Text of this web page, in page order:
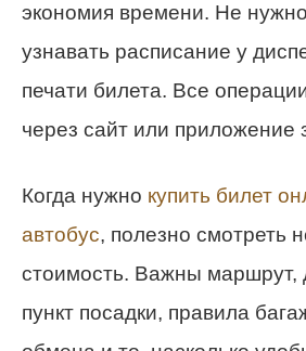
экономия времени. Не нужно
узнавать расписание у
печати билета. Все
через сайт или приложение
Когда нужно купить билет
автобус, полезно смотреть
стоимость. Важны маршрут,
пункт посадки, правила